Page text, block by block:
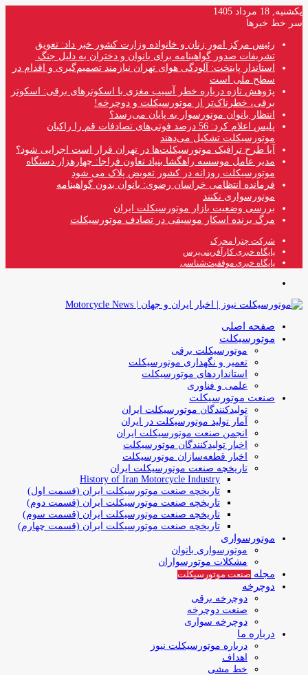
یکشنبه, 18 مرداد 1405
سر خط خبرها
رئیس مرکز امور زنان و خانواده وزارت کشور خبر داد: تعویق
تشریفات صدور گواهینامه برای بانوان و دختران به دلیل جنگ
استاندار پایتخت: آلودگی هوای تهران نیازمند تصمیم‌گیری و اقدام در
سطح ملی است
پژوهش تازه درباره خطر آسیب مغزی با اسکوترهای برقی: اسکوتر
برقی، خطرناک‌تر از موتورسیکلت و دوچرخه!
انتظار بانوان موتورسوار به پایان می‌رسد؟
پلیس اعلام کرد: 56 درصد فوتی‌های تصادفات قم را راکبان
موتورسیکلت تشکیل می‌دهند
آیا طرح ترافیک موتورسیکلت‌ها در تهران قرار است اجرایی شود؟
مدیر عامل موسسه راهگشا بنیاد تعاون فراجا: چهارهزار دستگاه
موتورسیکلت روزانه در کشور تعویض پلاک می شود
فرمانده انتظامی خراسان رضوی: بانوان بدون گواهینامه
موتورسواری نکنند
بررسی وضعیت بازار موتورسیکلت ایران
مرگ برنده اسکار موسیقی در تصادف موتورسیکلت
شرکت چترا محرک
پایگاه خبری کارآفرینی‌پرس
پایگاه خبری موفقیت‌شناسی
صفحه اصلی
موتورسیکلت
موتورسیکلت برقی
تعمیر و نگهداری موتورسیکلت
استانداردهای موتورسیکلت
علمی و فناوری
صنعت موتورسیکلت
تولیدکنندگان موتورسیکلت ایران
آمار تولید موتورسیکلت در ایران
انجمن صنعت موتورسیکلت ایران
اخبار تولیدکنندگان موتورسیکلت
اخبار قطعه‌سازان موتورسیکلت
تاریخچه صنعت موتورسیکلت ایران
History of Iran Motorcycle Industry
تاریخچه صنعت موتورسیکلت ایران (قسمت اول)
تاریخچه صنعت موتورسیکلت ایران (قسمت دوم)
تاریخچه صنعت موتورسیکلت ایران (قسمت سوم)
تاریخچه صنعت موتورسیکلت ایران (قسمت چهارم)
موتورسواری
موتورسواری بانوان
مشکلات موتورسواران
مجله صنعت موتورسیکلت
دوچرخه
دوچرخه برقی
صنعت دوچرخه
دوچرخه سواری
درباره ما
درباره موتورسیکلت نیوز
اهداف
خط مشی